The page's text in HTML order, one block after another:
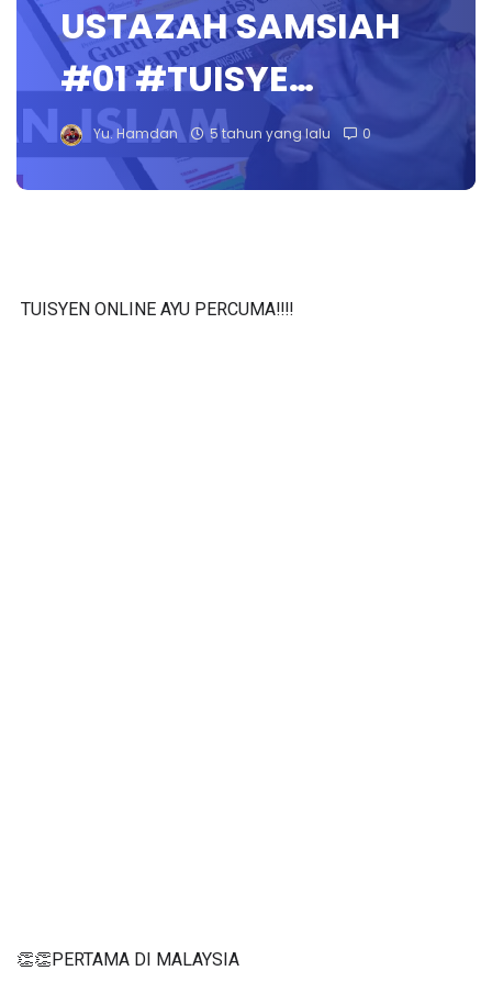
USTAZAH SAMSIAH
#01 #TUISYE…
Yu. Hamdan 5 tahun yang lalu 0
TUISYEN ONLINE AYU PERCUMA‼️‼️
👏👏PERTAMA DI MALAYSIA